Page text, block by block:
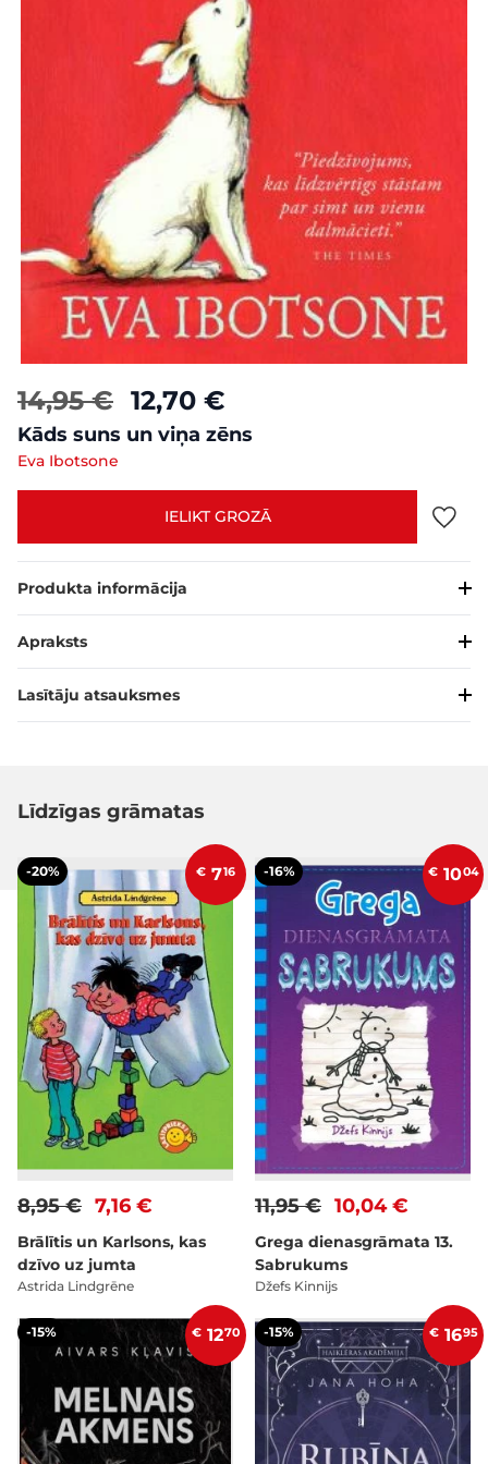
14,95 € 12,70 €
Kāds suns un viņa zēns
Eva Ibotsone
IELIKT GROZĀ
Produkta informācija
Apraksts
Lasītāju atsauksmes
Līdzīgas grāmatas
-20% € 716
7,16 €
8,95 €
Brālītis un Karlsons, kas
dzīvo uz jumta
Astrida Lindgrēne
-16% € 1004
10,04 €
11,95 €
Grega dienasgrāmata 13.
Sabrukums
Džefs Kinnijs
-15% € 1270 -15% € 1695